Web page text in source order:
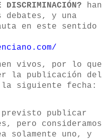
DISCRIMINACIÓN? han
debates, y una
en este sentido
vivos, por lo que
la publicación del
siguiente fecha:
previsto publicar
pero consideramos
solamente uno, y